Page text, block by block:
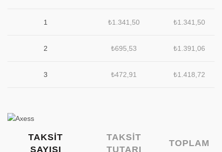
1 ₺1.341,50 ₺1.341,50
2 ₺695,53 ₺1.391,06
3 ₺472,91 ₺1.418,72
TAKSIT
SAYISI
TAKSIT
TUTARI
TOPLAM